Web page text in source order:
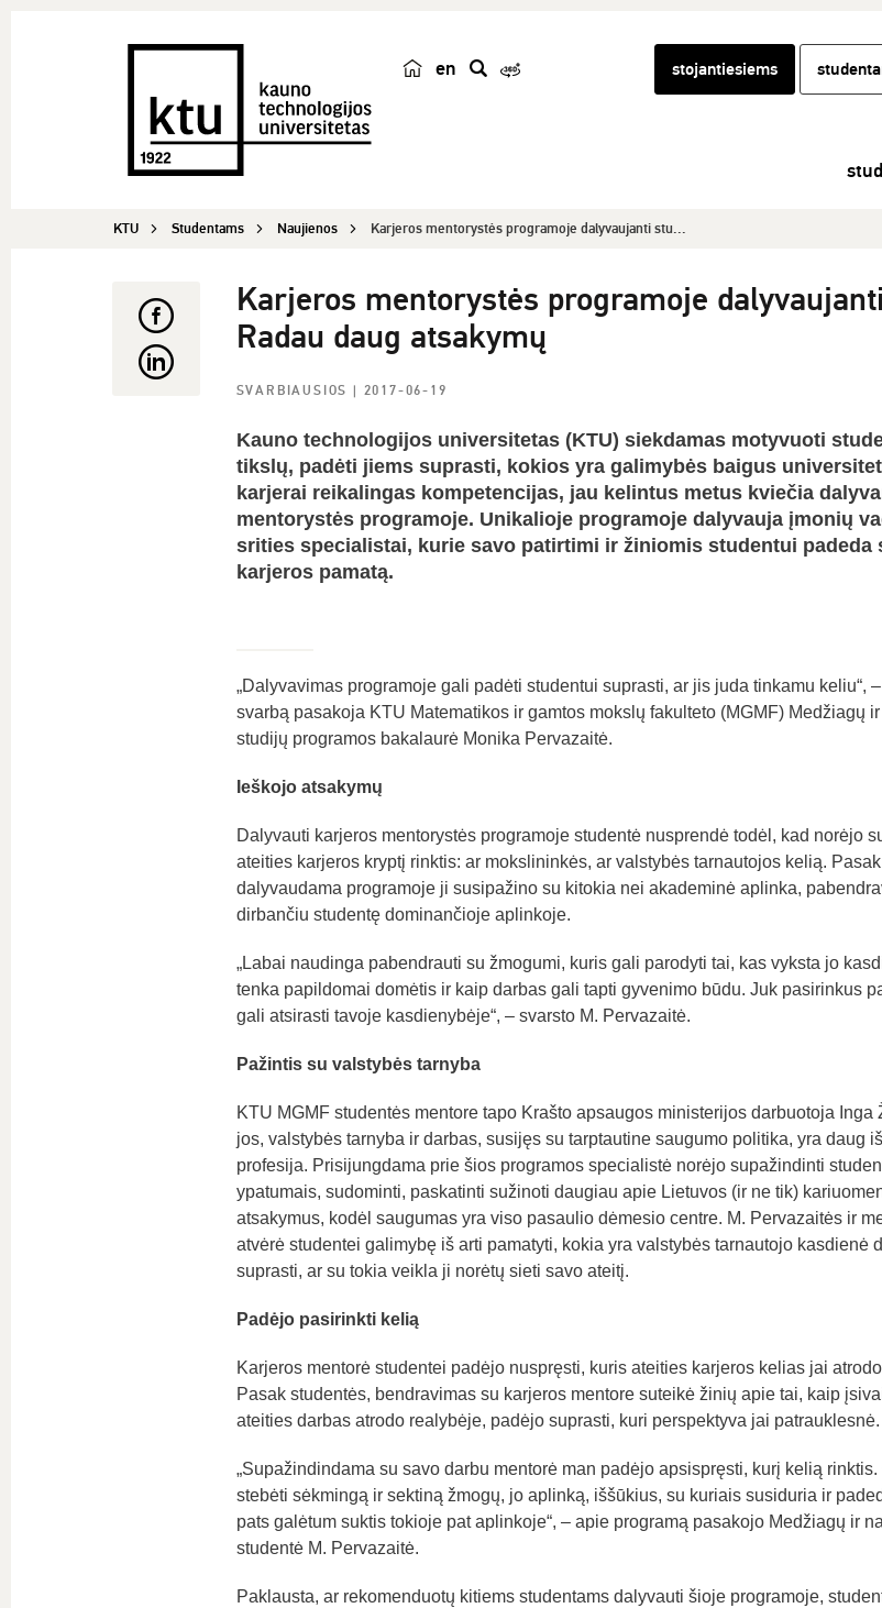
en
k
stojantiesiems
KTU Studentams Naujienos Karjeros mentorystės programoje dalyvaujanti stu...
Karjeros mentorystės programoje
Radau daug atsakymų
SVARBIAUSIOS | 2017-06-19
Kauno technologijos universitetas (KTU) siekdamas motyvuoti
tikslų, padėti jiems suprasti, kokios yra galimybės baigus
karjerai reikalingas kompetencijas, jau kelintus metus kviečia
mentorystės programoje. Unikalioje programoje dalyvauja įmonių
srities specialistai, kurie savo patirtimi ir žiniomis studentui padeda
karjeros pamatą.
„Dalyvavimas programoje gali padėti studentui suprasti, ar jis juda tinkamu keliu“,
svarbą pasakoja KTU Matematikos ir gamtos mokslų fakulteto (MGMF) Medžiagų
studijų programos bakalaurė Monika Pervazaitė.
Ieškojo atsakymų
Dalyvauti karjeros mentorystės programoje studentė nusprendė todėl, kad norėjo
ateities karjeros kryptį rinktis: ar mokslininkės, ar valstybės tarnautojos kelią.
dalyvaudama programoje ji susipažino su kitokia nei akademinė aplinka,
dirbančiu studentę dominančioje aplinkoje.
„Labai naudinga pabendrauti su žmogumi, kuris gali parodyti tai, kas vyksta jo
tenka papildomai domėtis ir kaip darbas gali tapti gyvenimo būdu. Juk pasirinkus
gali atsirasti tavoje kasdienybėje“, – svarsto M. Pervazaitė.
Pažintis su valstybės tarnyba
KTU MGMF studentės mentore tapo Krašto apsaugos ministerijos darbuotoja Inga
jos, valstybės tarnyba ir darbas, susijęs su tarptautine saugumo politika, yra daug
profesija. Prisijungdama prie šios programos specialistė norėjo supažindinti
ypatumais, sudominti, paskatinti sužinoti daugiau apie Lietuvos (ir ne tik)
atsakymus, kodėl saugumas yra viso pasaulio dėmesio centre. M. Pervazaitės ir
atvėrė studentei galimybę iš arti pamatyti, kokia yra valstybės tarnautojo kasdienė
suprasti, ar su tokia veikla ji norėtų sieti savo ateitį.
Padėjo pasirinkti kelią
Karjeros mentorė studentei padėjo nuspręsti, kuris ateities karjeros kelias jai
Pasak studentės, bendravimas su karjeros mentore suteikė žinių apie tai, kaip
ateities darbas atrodo realybėje, padėjo suprasti, kuri perspektyva jai patrauklesnė.
„Supažindindama su savo darbu mentorė man padėjo apsispręsti, kurį kelią
stebėti sėkmingą ir sektiną žmogų, jo aplinką, iššūkius, su kuriais susiduria ir
pats galėtum suktis tokioje pat aplinkoje“, – apie programą pasakojo Medžiagų ir
studentė M. Pervazaitė.
Paklausta, ar rekomenduotų kitiems studentams dalyvauti šioje programoje,